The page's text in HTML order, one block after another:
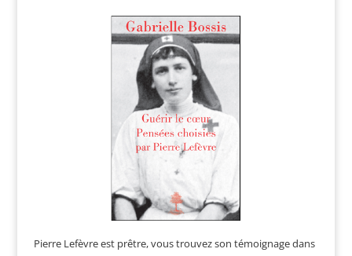
Pierre Lefèvre est prêtre, vous trouvez son témoignage dans